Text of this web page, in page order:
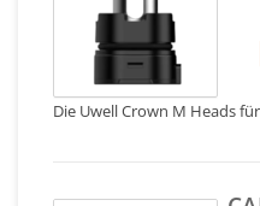
Die Uwell Crown M Heads